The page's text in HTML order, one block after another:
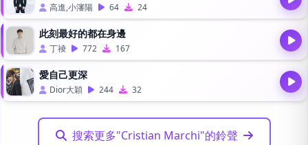
高進,小瀋陽 64 24
此刻最好的都在身邊
丁祾 772 167
愛自己更深
Dior大穎 244 32
搜索更多"Cristian Marchi"的鈴聲